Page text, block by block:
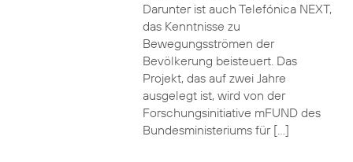
Darunter ist auch Telefónica NEXT,
das Kenntnisse zu
Bewegungsströmen der
Bevölkerung beisteuert. Das
Projekt, das auf zwei Jahre
ausgelegt ist, wird von der
Forschungsinitiative mFUND des
Bundesministeriums für […]